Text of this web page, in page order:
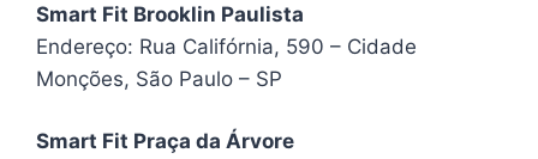
Smart Fit Brooklin Paulista
Endereço: Rua Califórnia, 590 – Cidade
Monções, São Paulo – SP
Smart Fit Praça da Árvore